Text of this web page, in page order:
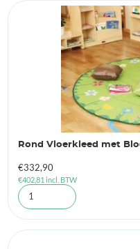
Rond Vloerkleed met
€332,90
€402,81 incl. BTW